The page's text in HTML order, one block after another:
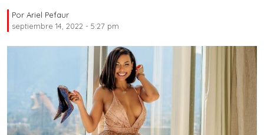
Por Ariel Pefaur
septiembre 14, 2022 - 5:27 pm